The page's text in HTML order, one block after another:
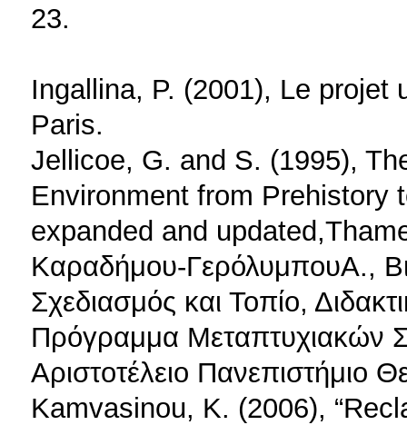
23.
Ingallina, P. (2001), Le projet
Paris.
Jellicoe, G. and S. (1995),
Environment from Prehistory
expanded and
Καραδήμου-ΓερόλυμπουΑ.,
Σχεδιασμός και Τοπίο,
Πρόγραμμα Μεταπτυχιακών
Αριστοτέλειο Πανεπιστήμιο
Kamvasinou, Κ. (2006),